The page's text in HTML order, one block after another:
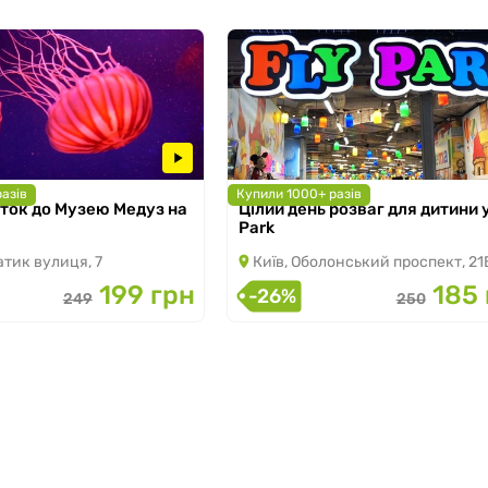
31.08.2026
до Музею Медуз на
вулиця, 7
249 199 грн
Купили 1000+ разів
з 01.01.2025 по 30.09.2026
Цілий день розваг для дитини
Park
Київ, Оболонський проспект,
-26% 250 185